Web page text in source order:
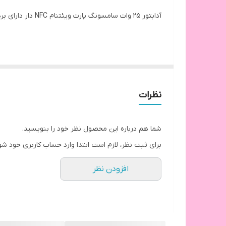
آدابتور 25 وات سامسونگ پارت ویئتنام NFC دار دارای برد اصلی مشکی رنگ شرکت سامسونگ که نام سامسونگ روی برد همراه با سریال حک شده است بدون نوسان برقی و وات و آمپر ثابت
نظرات
شما هم درباره این محصول نظر خود را بنویسید.
برای ثبت نظر، لازم است ابتدا وارد حساب کاربری خود
افزودن نظر